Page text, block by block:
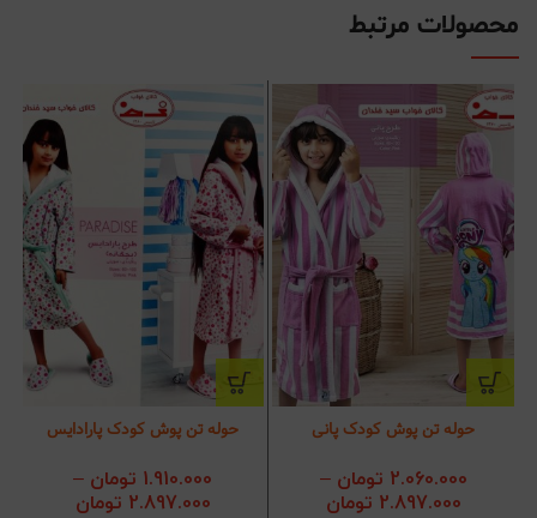
محصولات مرتبط
حوله تن پوش کودک پانی
2.060.000 تومان –
2.897.000 تومان
محدوده قیمت:
حوله تن پوش کودک پارادایس
1.910.000 تومان –
2.897.000 تومان